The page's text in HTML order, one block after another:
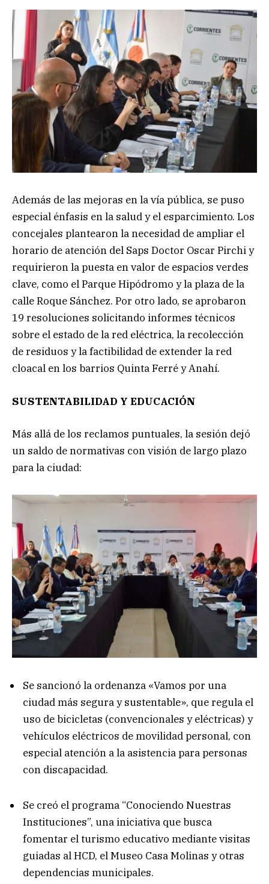
Además de las mejoras en la vía pública, se puso
especial énfasis en la salud y el esparcimiento. Los
concejales plantearon la necesidad de ampliar el
horario de atención del Saps Doctor Oscar Pirchi y
requirieron la puesta en valor de espacios verdes
clave, como el Parque Hipódromo y la plaza de la
calle Roque Sánchez. Por otro lado, se aprobaron
19 resoluciones solicitando informes técnicos
sobre el estado de la red eléctrica, la recolección
de residuos y la factibilidad de extender la red
cloacal en los barrios Quinta Ferré y Anahí.
SUSTENTABILIDAD Y EDUCACIÓN
Más allá de los reclamos puntuales, la sesión dejó
un saldo de normativas con visión de largo plazo
para la ciudad:
Se sancionó la ordenanza «Vamos por una
ciudad más segura y sustentable», que regula el
uso de bicicletas (convencionales y eléctricas) y
vehículos eléctricos de movilidad personal, con
especial atención a la asistencia para personas
con discapacidad.
Se creó el programa “Conociendo Nuestras
Instituciones”, una iniciativa que busca
fomentar el turismo educativo mediante visitas
guiadas al HCD, el Museo Casa Molinas y otras
dependencias municipales.